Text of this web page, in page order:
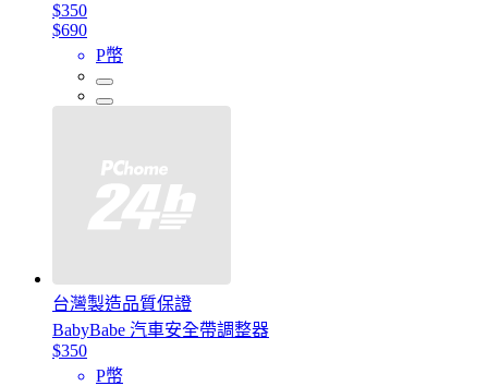
$350
$690
P幣
台灣製造品質保證
BabyBabe 汽車安全帶調整器
$350
P幣